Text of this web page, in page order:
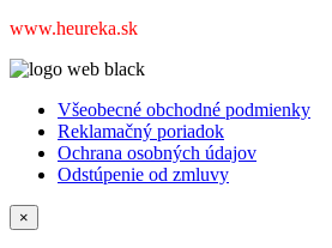
www.heureka.sk
Všeobecné obchodné podmienky
Reklamačný poriadok
Ochrana osobných údajov
Odstúpenie od zmluvy
×